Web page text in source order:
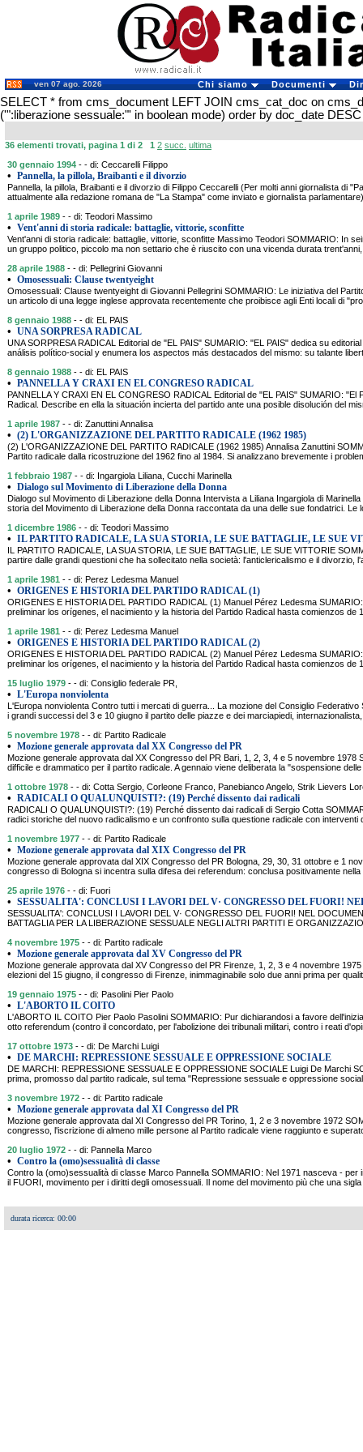
ven 07 ago. 2026 Chi siamo Documenti
SELECT * from cms_document LEFT JOIN cms_cat_doc on
('":liberazione sessuale:"' in boolean mode) order by doc_date DESC
36 elementi trovati, pagina 1 di 2 1 2 succ. ultima
30 gennaio 1994 - - di: Ceccarelli Filippo
• Pannella, la pillola, Braibanti e il divorzio
Pannella, la pillola, Braibanti e il divorzio di Filippo Ceccarelli (Per molti anni giornalista di
attualmente alla redazione romana de "La Stampa" come inviato e giornalista
1 aprile 1989 - - di: Teodori Massimo
• Vent'anni di storia radicale: battaglie, vittorie, sconfitte
Vent'anni di storia radicale: battaglie, vittorie, sconfitte Massimo Teodori SOMMARIO: In
un gruppo politico, piccolo ma non settario che è riuscito con una vicenda durata
28 aprile 1988 - - di: Pellegrini Giovanni
• Omosessuali: Clause twentyeight
Omosessuali: Clause twentyeight di Giovanni Pellegrini SOMMARIO: Le iniziativa del
un articolo di una legge inglese approvata recentemente che proibisce agli Enti locali di
8 gennaio 1988 - - di: EL PAIS
• UNA SORPRESA RADICAL
UNA SORPRESA RADICAL Editorial de "EL PAIS" SUMARIO: "EL PAIS" dedica su
análisis político-social y enumera los aspectos más destacados del mismo: su talante
8 gennaio 1988 - - di: EL PAIS
• PANNELLA Y CRAXI EN EL CONGRESO RADICAL
PANNELLA Y CRAXI EN EL CONGRESO RADICAL Editorial de "EL PAIS" SUMARIO: "El
Radical. Describe en ella la situación incierta del partido ante una posible disolución del
1 aprile 1987 - - di: Zanuttini Annalisa
• (2) L'ORGANIZZAZIONE DEL PARTITO RADICALE (1962 1985)
(2) L'ORGANIZZAZIONE DEL PARTITO RADICALE (1962 1985) Annalisa Zanuttini
Partito radicale dalla ricostruzione del 1962 fino al 1984. Si analizzano brevemente i
1 febbraio 1987 - - di: Ingargiola Liliana, Cucchi Marinella
• Dialogo sul Movimento di Liberazione della Donna
Dialogo sul Movimento di Liberazione della Donna Intervista a Liliana Ingargiola di
storia del Movimento di Liberazione della Donna raccontata da una delle sue fondatrici. Le
1 dicembre 1986 - - di: Teodori Massimo
• IL PARTITO RADICALE, LA SUA STORIA, LE SUE BATTAGLIE, LE SUE
IL PARTITO RADICALE, LA SUA STORIA, LE SUE BATTAGLIE, LE SUE VITTORIE
partire dalle grandi questioni che ha sollecitato nella società: l'anticlericalismo e il divorzio,
1 aprile 1981 - - di: Perez Ledesma Manuel
• ORIGENES E HISTORIA DEL PARTIDO RADICAL (1)
ORIGENES E HISTORIA DEL PARTIDO RADICAL (1) Manuel Pérez Ledesma
preliminar los orígenes, el nacimiento y la historia del Partido Radical hasta comienzos de
1 aprile 1981 - - di: Perez Ledesma Manuel
• ORIGENES E HISTORIA DEL PARTIDO RADICAL (2)
ORIGENES E HISTORIA DEL PARTIDO RADICAL (2) Manuel Pérez Ledesma
preliminar los orígenes, el nacimiento y la historia del Partido Radical hasta comienzos de
15 luglio 1979 - - di: Consiglio federale PR,
• L'Europa nonviolenta
L'Europa nonviolenta Contro tutti i mercati di guerra... La mozione del Consiglio
i grandi successi del 3 e 10 giugno il partito delle piazze e dei marciapiedi,
5 novembre 1978 - - di: Partito Radicale
• Mozione generale approvata dal XX Congresso del PR
Mozione generale approvata dal XX Congresso del PR Bari, 1, 2, 3, 4 e 5 novembre 1978
difficile e drammatico per il partito radicale. A gennaio viene deliberata la "sospensione
1 ottobre 1978 - - di: Cotta Sergio, Corleone Franco, Panebianco Angelo, Strik Lievers
• RADICALI O QUALUNQUISTI?: (19) Perché dissento dai radicali
RADICALI O QUALUNQUISTI?: (19) Perché dissento dai radicali di Sergio Cotta
radici storiche del nuovo radicalismo e un confronto sulla questione radicale con interventi
1 novembre 1977 - - di: Partito Radicale
• Mozione generale approvata dal XIX Congresso del PR
Mozione generale approvata dal XIX Congresso del PR Bologna, 29, 30, 31 ottobre e 1
congresso di Bologna si incentra sulla difesa dei referendum: conclusa positivamente
25 aprile 1976 - - di: Fuori
• SESSUALITA': CONCLUSI I LAVORI DEL V· CONGRESSO DEL FUORI!
SESSUALITA': CONCLUSI I LAVORI DEL V· CONGRESSO DEL FUORI! NEL
BATTAGLIA PER LA LIBERAZIONE SESSUALE NEGLI ALTRI PARTITI E
4 novembre 1975 - - di: Partito radicale
• Mozione generale approvata dal XV Congresso del PR
Mozione generale approvata dal XV Congresso del PR Firenze, 1, 2, 3 e 4 novembre
elezioni del 15 giugno, il congresso di Firenze, inimmaginabile solo due anni prima per
19 gennaio 1975 - - di: Pasolini Pier Paolo
• L'ABORTO IL COITO
L'ABORTO IL COITO Pier Paolo Pasolini SOMMARIO: Pur dichiarandosi a favore
otto referendum (contro il concordato, per l'abolizione dei tribunali militari, contro i reati
17 ottobre 1973 - - di: De Marchi Luigi
• DE MARCHI: REPRESSIONE SESSUALE E OPPRESSIONE SOCIALE
DE MARCHI: REPRESSIONE SESSUALE E OPPRESSIONE SOCIALE Luigi De Marchi
prima, promosso dal partito radicale, sul tema "Repressione sessuale e oppressione
3 novembre 1972 - - di: Partito radicale
• Mozione generale approvata dal XI Congresso del PR
Mozione generale approvata dal XI Congresso del PR Torino, 1, 2 e 3 novembre 1972
congresso, l'iscrizione di almeno mille persone al Partito radicale viene raggiunto e
20 luglio 1972 - - di: Pannella Marco
• Contro la (omo)sessualità di classe
Contro la (omo)sessualità di classe Marco Pannella SOMMARIO: Nel 1971 nasceva - per
il FUORI, movimento per i diritti degli omosessuali. Il nome del movimento più che una
durata ricerca: 00:00